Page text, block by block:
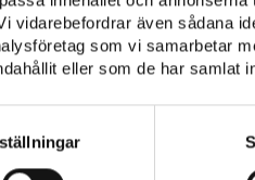
vidarebefordrar även sådana
som vi samarbetar
eller som de har samlat
smak